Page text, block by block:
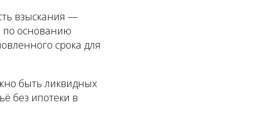
взыскания —
по основанию
срока для
быть ликвидных
без ипотеки в